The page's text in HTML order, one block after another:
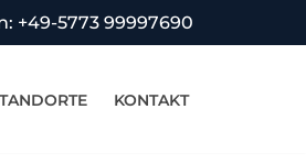
+49-5773 99997690
KONTAKT